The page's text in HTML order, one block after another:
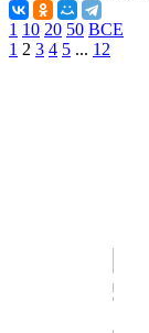
1 10 20 50 ВСЕ
1 2 3 4 5 ... 12